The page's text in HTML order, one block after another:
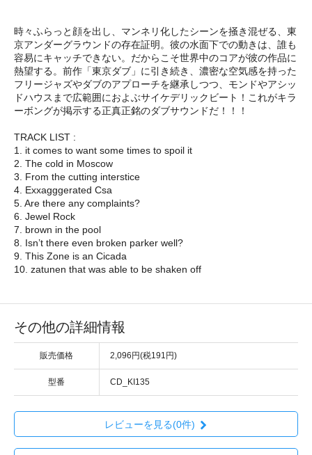
時々ふらっと顔を出し、マンネリ化したシーンを掻き混ぜる、東
京アンダーグラウンドの存在証明。彼の水面下での動きは、誰も
容易にキャッチできない。だからこそ世界中のコアが彼の作品に
熱望する。前作「東京ダブ」に引き続き、濃密な空気感を持った
フリージャズやダブのアプローチを継承しつつ、モンドやアシッ
ドハウスまで広範囲におよぶサイケデリックビート！これがキラ
ーボングが掲示する正真正銘のダブサウンドだ！！！
TRACK LIST :
1. it comes to want some times to spoil it
2. The cold in Moscow
3. From the cutting interstice
4. Exxagggerated Csa
5. Are there any complaints?
6. Jewel Rock
7. brown in the pool
8. Isn’t there even broken parker well?
9. This Zone is an Cicada
10. zatunen that was able to be shaken off
その他の詳細情報
販売価格 2,096円(税191円)
型番 CD_KI135
レビューを見る(0件)